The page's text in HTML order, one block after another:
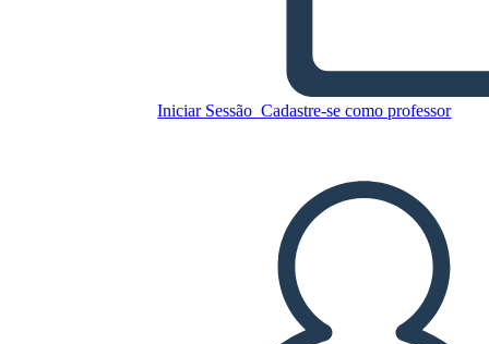
Iniciar Sessão Cadastre-se como professor
Copie este storyboard
REPRODUZIR APRESENTAÇÃO DE SLIDES
LEIA PRA MIM